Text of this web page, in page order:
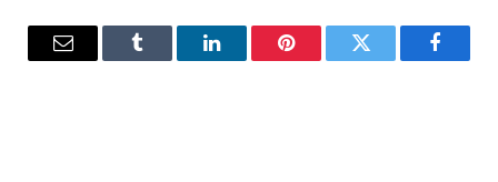
فيسبوك تويتر بينتيريستلينكدإن Tumblr
البريد